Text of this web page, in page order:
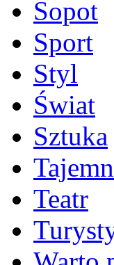
Sopot
Sport
Styl
Świat
Sztuka
Teatr